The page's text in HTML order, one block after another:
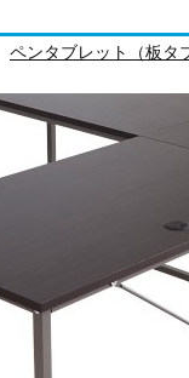
ペンタブレット（板タ